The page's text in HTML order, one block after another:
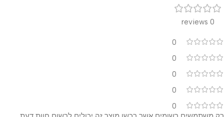
0 reviews
0
0
0
0
0